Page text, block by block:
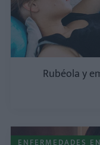
Rubéola y